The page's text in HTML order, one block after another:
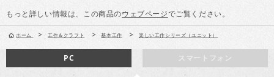
もっと詳しい情報は、この商品のウェブページでご覧ください。
ホーム > 工作＆クラフト > 基本工作 > 楽しい工作シリーズ（ユニット）
スマートフォン
PC